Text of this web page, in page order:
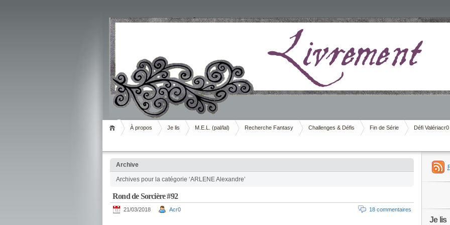
Livrement
À propos Je lis M.E.L. (pal/lal) Recherche Fantasy Challenges & Défis Fin de Série Défi Valériacr0
Archive
Archives pour la catégorie ‘ARLENE Alexandre’
Rond de Sorcière #92
21/03/2018 Acr0 18 commentaires
Je lis